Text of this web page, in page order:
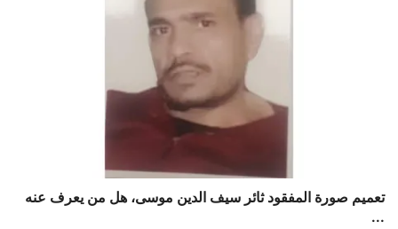
تعميم صورة المفقود ثائر سيف الدين موسى، هل من يعرف عنه
...